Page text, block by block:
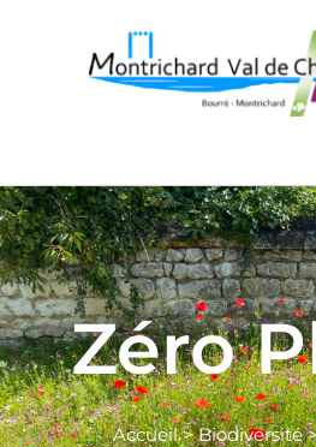
Zéro
Accueil>Biodiversité